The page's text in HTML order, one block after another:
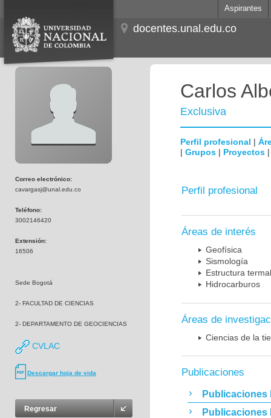
Aspirantes
docentes.unal.edu.co
Correo electrónico:
cavargasj@unal.edu.co
Teléfono:
3002146420
Extensión:
16506
Sede Bogotá
2- FACULTAD DE CIENCIAS
2- DEPARTAMENTO DE GEOCIENCIAS
CVLAC
Descargar hoja de vida
Regresar
Carlos
Exclusiva
Perfil profesional |
| Grupos | Proyectos
Perfil profesional
Áreas de interés
Geofísica
Sismología
Estructura
Hidrocarburos
Áreas de
Ciencias de la
Publicaciones
Publicaciones
Publicaciones